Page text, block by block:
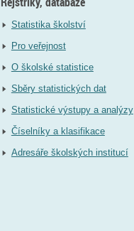
Statistika školství
Pro veřejnost
O školské statistice
Sběry statistických dat
Statistické výstupy a analýzy
Číselníky a klasifikace
Adresáře školských institucí